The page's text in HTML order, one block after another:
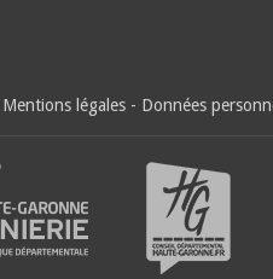
Mentions légales - Données